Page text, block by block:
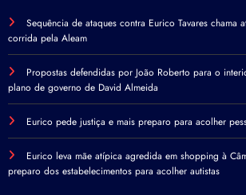
Sequência de ataques contra Eurico Tavares chama
corrida pela Aleam
Propostas defendidas por João Roberto para o
plano de governo de David Almeida
Eurico pede justiça e mais preparo para acolher
Eurico leva mãe atípica agredida em shopping à
preparo dos estabelecimentos para acolher autistas